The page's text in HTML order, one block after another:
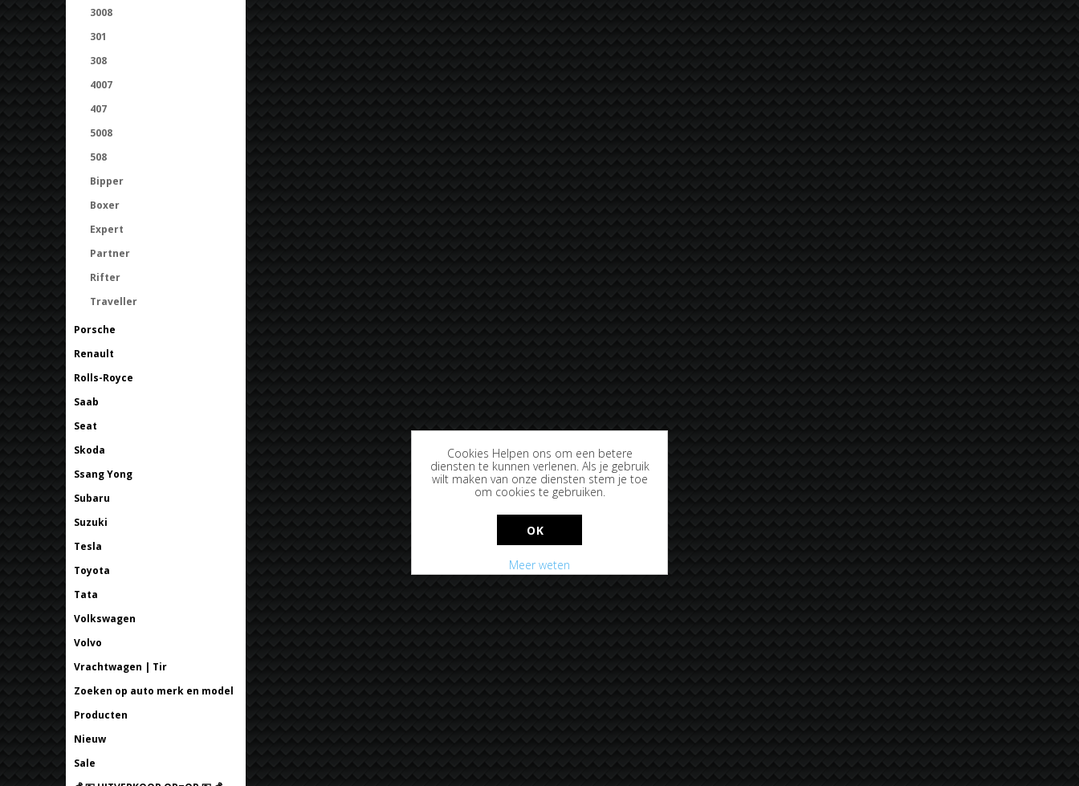
3008
301
308
4007
407
5008
508
Bipper
Boxer
Expert
Partner
Rifter
Traveller
Porsche
Renault
Rolls-Royce
Saab
Seat
Skoda
Ssang Yong
Subaru
Suzuki
Tesla
Toyota
Tata
Volkswagen
Volvo
Vrachtwagen | Tir
Zoeken op auto merk en model
Producten
Nieuw
Sale
Cookies Helpen ons om een betere
diensten te kunnen verlenen. Als je gebruik
wilt maken van onze diensten stem je toe
om cookies te gebruiken.
OK
Meer weten